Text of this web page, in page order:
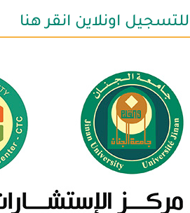
للتسجيل اونلاين انقر هنا